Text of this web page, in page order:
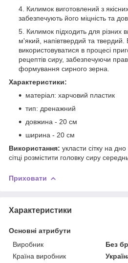
Килимок виготовлений з
забезпечують його міцність та
Килимок підходить для різних
м'який, напівтвердий та твердий.
використовуватися в процесі
рецептів сиру, забезпечуючи
формування сирного зерна.
Характеристики:
матеріал: харчовий пластик
тип: дренажний
довжина - 20 см
ширина - 20 см
Використання: укласти сітку на
сітці розмістити головку сиру
Приховати
Характеристики
Основні атрибути
Виробник
Без
Країна виробник